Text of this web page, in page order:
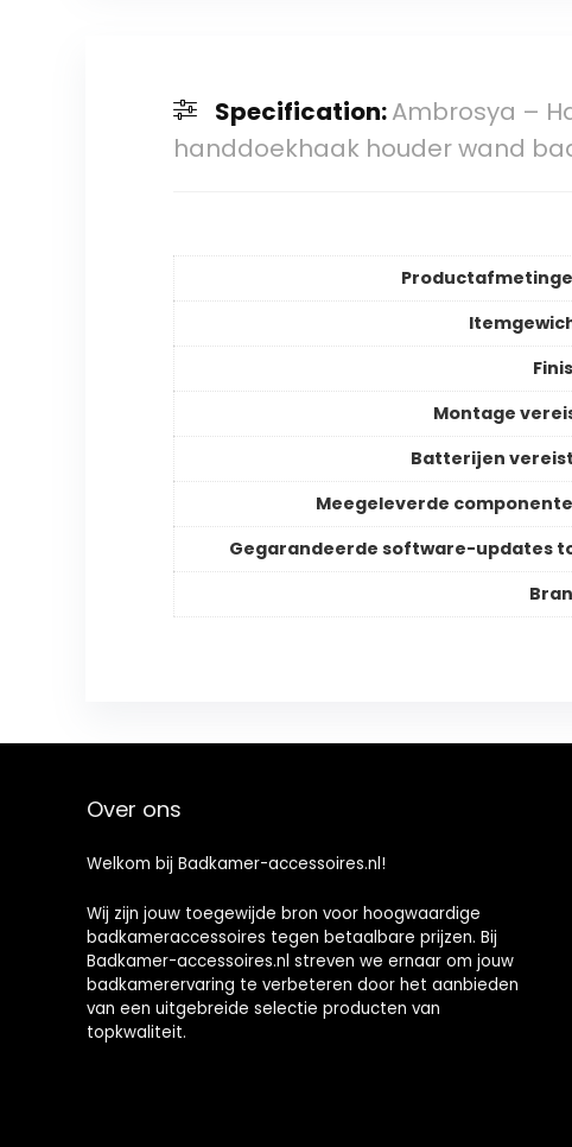
Specification:Ambrosya –
handdoekhaak houder wand
Montage
Batterijen
Meegeleverde
Gegarandeerde software-updates
Over ons
Welkom bij Badkamer-accessoires.nl!
Wij zijn jouw toegewijde bron voor hoogwaardige
badkameraccessoires tegen betaalbare prijzen. Bij
Badkamer-accessoires.nl streven we ernaar om jouw
badkamerervaring te verbeteren door het aanbieden
van een uitgebreide selectie producten van
topkwaliteit.